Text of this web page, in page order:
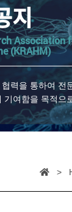
지
Association
(KRAHM)
력을 통하여 전
기여함을 목적으
>